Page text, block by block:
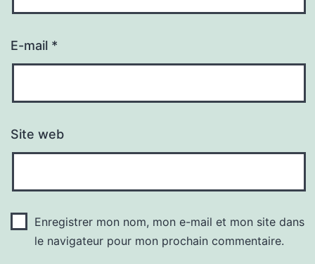
E-mail *
Site web
Enregistrer mon nom, mon e-mail et mon site dans
le navigateur pour mon prochain commentaire.